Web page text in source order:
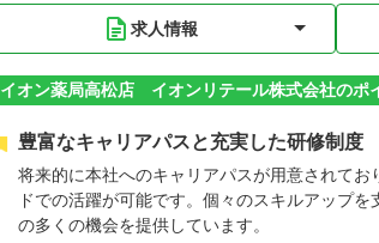
求人情報
イオン薬局高松店 イオンリテール株式会社のポ
豊富なキャリアパスと充実した研修制度
将来的に本社へのキャリアパスが用意されて
ドでの活躍が可能です。個々のスキルアップ
の多くの機会を提供しています。